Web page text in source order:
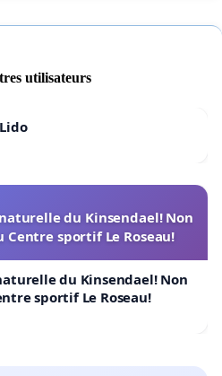
utilisateurs
du Kinsendael! Non
sportif Le Roseau!
du Kinsendael! Non
sportif Le Roseau!